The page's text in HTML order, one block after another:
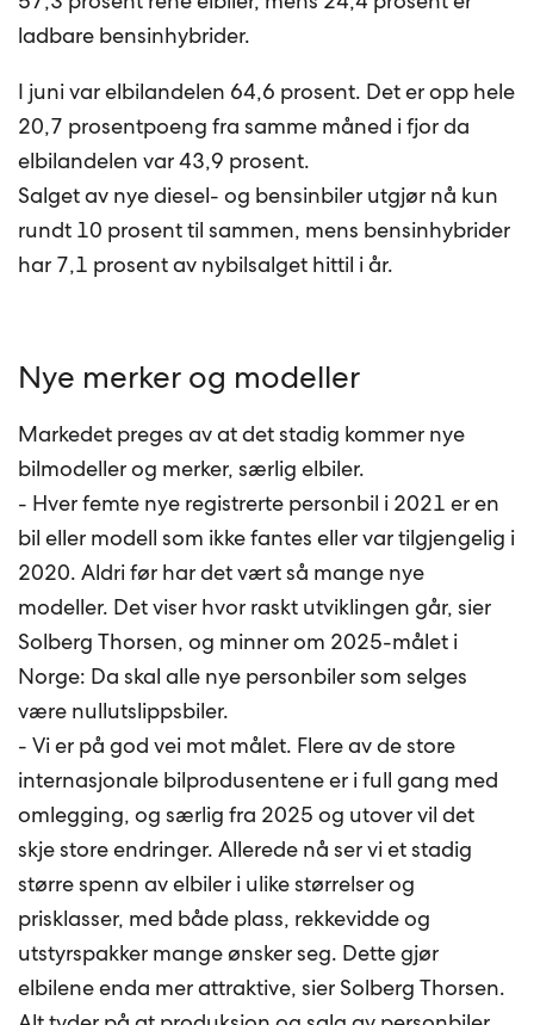
ladbare bensinhybrider.
I juni var elbilandelen 64,6 prosent. Det er opp hele
20,7 prosentpoeng fra samme måned i fjor da
elbilandelen var 43,9 prosent.
Salget av nye diesel- og bensinbiler utgjør nå kun
rundt 10 prosent til sammen, mens bensinhybrider
har 7,1 prosent av nybilsalget hittil i år.
Nye merker og modeller
Markedet preges av at det stadig kommer nye
bilmodeller og merker, særlig elbiler.
- Hver femte nye registrerte personbil i 2021 er en
bil eller modell som ikke fantes eller var tilgjengelig i
2020. Aldri før har det vært så mange nye
modeller. Det viser hvor raskt utviklingen går, sier
Solberg Thorsen, og minner om 2025-målet i
Norge: Da skal alle nye personbiler som selges
være nullutslippsbiler.
- Vi er på god vei mot målet. Flere av de store
internasjonale bilprodusentene er i full gang med
omlegging, og særlig fra 2025 og utover vil det
skje store endringer. Allerede nå ser vi et stadig
større spenn av elbiler i ulike størrelser og
prisklasser, med både plass, rekkevidde og
utstyrspakker mange ønsker seg. Dette gjør
elbilene enda mer attraktive, sier Solberg Thorsen.